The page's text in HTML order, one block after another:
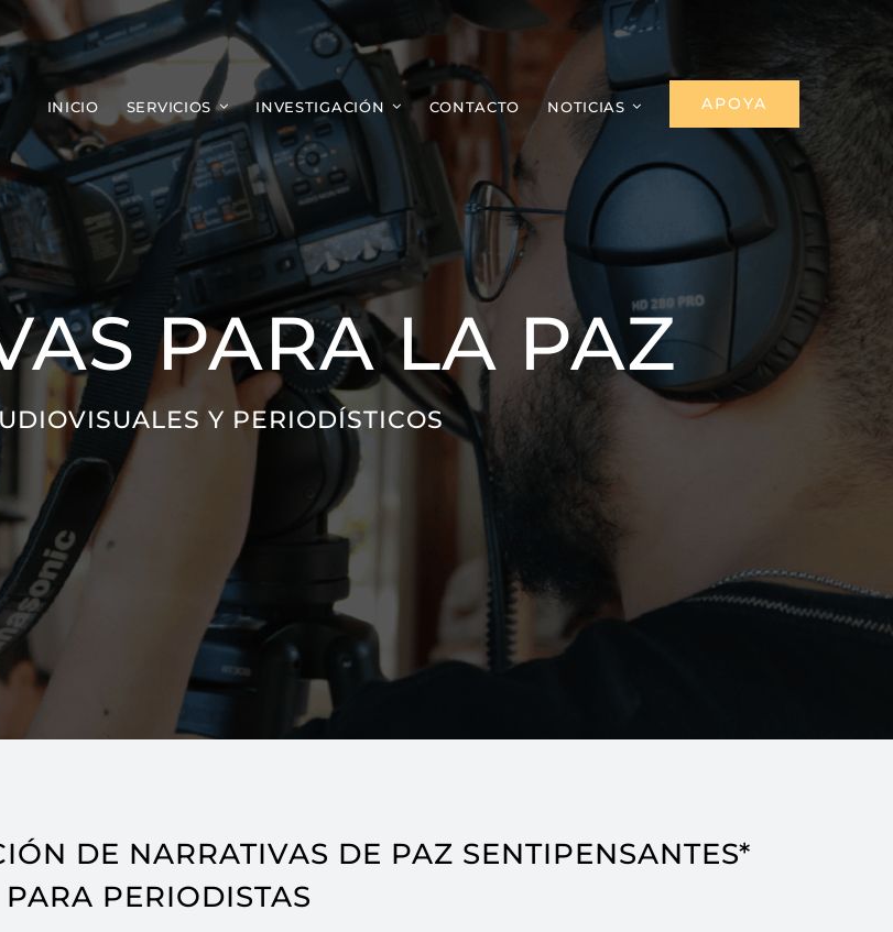
INICIO SERVICIOS INVESTIGACIÓN CONTACTO NOTICIAS APOYA
PARA LA PAZ
Y PERIODÍSTICOS
DE NARRATIVAS DE PAZ SENTIPENSANTES*
PARA PERIODISTAS